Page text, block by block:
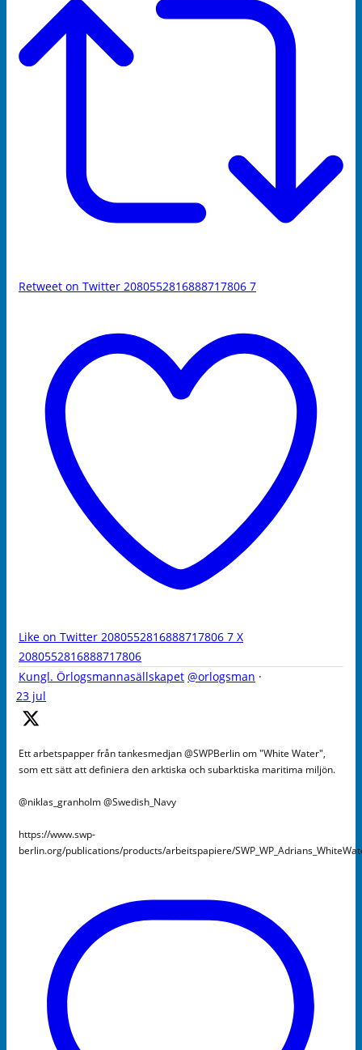
Retweet on Twitter 2080552816888717806 7
Like on Twitter 2080552816888717806 7 X
2080552816888717806
Kungl. Örlogsmannasällskapet @orlogsman ·
23 jul
Ett arbetspapper från tankesmedjan @SWPBerlin om "White Water",
som ett sätt att definiera den arktiska och subarktiska maritima miljön.
@niklas_granholm @Swedish_Navy
https://www.swp-
berlin.org/publications/products/arbeitspapiere/